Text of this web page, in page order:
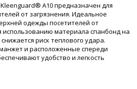
A10 предназначен для
от загрязнения. Идеальное
одежды посетителей от
использованию материала спанбонд на
риск теплового удара.
и расположенные спереди
удобство и легкость